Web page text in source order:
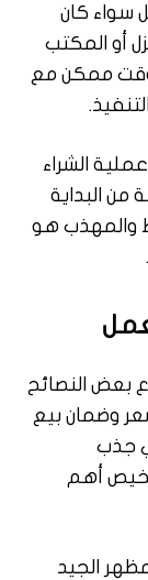
سواء كان
أو المكتب
وقت ممكن مع
الشراء
من البداية
والمهذب هو
بعض النصائح
وضمان بيع
جذب
أهم
الجيد